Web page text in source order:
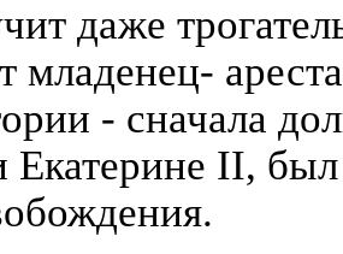
даже
младенец-
- сначала
Екатерине II,